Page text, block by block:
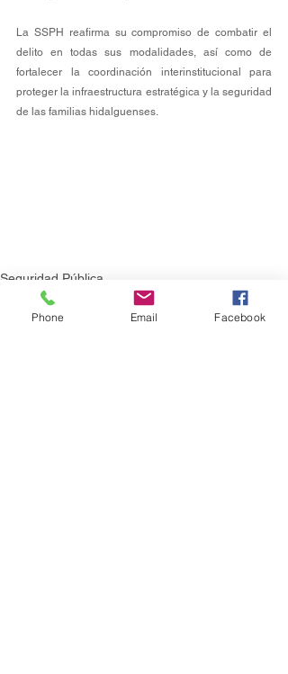
La SSPH reafirma su compromiso de combatir el
delito en todas sus modalidades, así como de
fortalecer la coordinación interinstitucional para
proteger la infraestructura estratégica y la seguridad
de las familias hidalguenses.
Seguridad Pública
Phone Email Facebook